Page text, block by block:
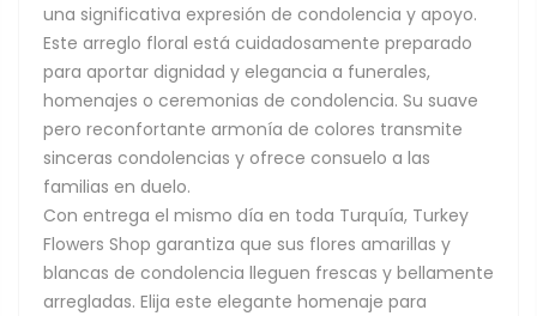
una significativa expresión de condolencia y apoyo.
Este arreglo floral está cuidadosamente preparado
para aportar dignidad y elegancia a funerales,
homenajes o ceremonias de condolencia. Su suave
pero reconfortante armonía de colores transmite
sinceras condolencias y ofrece consuelo a las
familias en duelo.
Con entrega el mismo día en toda Turquía, Turkey
Flowers Shop garantiza que sus flores amarillas y
blancas de condolencia lleguen frescas y bellamente
arregladas. Elija este elegante homenaje para